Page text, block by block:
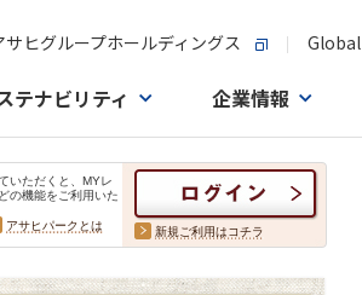
サヒグループホールディングス Global
テナビリティ 企業情報
いただくと、MYレ
の機能をご利用いた
アサヒパークとは 新規ご利用はコチラ